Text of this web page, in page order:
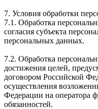
7. Условия обработки
7.1. Обработка
согласия субъекта
персональных данных.
7.2. Обработка
достижения целей,
договором Российской
осуществления
Федерации на оператора
обязанностей.